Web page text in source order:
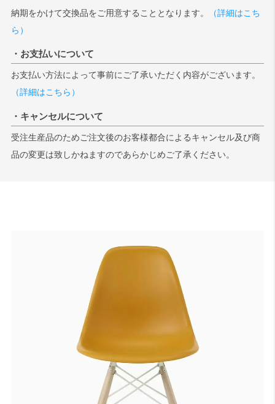
納期をかけて交換品をご用意することとなります。
（詳細はこち
ら）
・お支払いについて
お支払い方法によって事前にご了承いただく内容がございます。
（詳細はこちら）
・キャンセルについて
受注生産品のためご注文後のお客様都合によるキャンセル及び商
品の変更は致しかねますのであらかじめご了承ください。